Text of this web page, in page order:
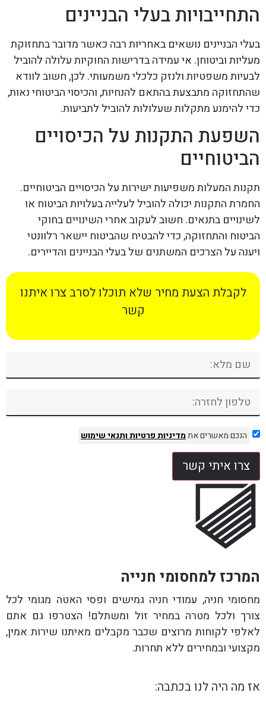
התחייבויות בעלי הבניינים
בעלי הבניינים נושאים באחריות רבה כאשר מדובר בתחזוקת
מעליות וביטוחן. אי עמידה בדרישות החוקיות עלולה להוביל
לבעיות משפטיות ולנזק כלכלי משמעותי. לכן, חשוב לוודא
שהתחזוקה מתבצעת בהתאם להנחיות, והכיסוי הביטוחי נאות,
כדי להימנע מתקלות שעלולות להוביל לתביעות.
השפעת התקנות על הכיסויים
הביטוחיים
תקנות המעלות משפיעות ישירות על הכיסויים הביטוחיים.
החמרת התקנות יכולה להוביל לעלייה בעלויות הביטוח או
לשינויים בתנאים. חשוב לעקוב אחרי השינויים בחוקי
הביטוח והתחזוקה, כדי להבטיח שהביטוח יישאר רלוונטי
ויענה על הצרכים המשתנים של בעלי הבניינים והדיירים.
לקבלת הצעת מחיר שלא תוכלו לסרב צרו איתנו
קשר
הנכם מאשרים אתמדיניות פרטיותותנאי שימוש
צרו איתי קשר
המרכז למחסומי חנייה
מחסומי חניה, עמודי חניה גמישים ופסי האטה מגומי לכל
צורך ולכל מטרה במחיר זול ומשתלם! הצטרפו גם אתם
לאלפי לקוחות מרוצים שכבר מקבלים מאיתנו שירות אמין,
מקצועי ובמחירים ללא תחרות.
אז מה היה לנו בכתבה: